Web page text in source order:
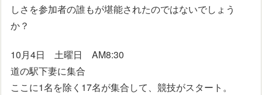
しさを参加者の誰もが堪能されたのではないでしょう
か？
10月4日 土曜日 AM8:30
道の駅下妻に集合
ここに1名を除く17名が集合して、競技がスタート。